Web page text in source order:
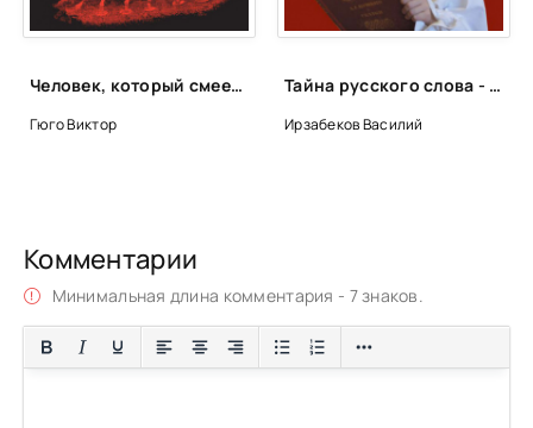
Человек, который смеется - Виктор Гюго
Гюго Виктор
Тайна русского слова - Василий Ирзабеков
Ирзабеков Василий
Комментарии
Минимальная длина комментария - 7 знаков.